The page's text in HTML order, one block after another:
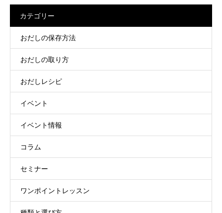
カテゴリー
おだしの保存方法
おだしの取り方
おだしレシピ
イベント
イベント情報
コラム
セミナー
ワンポイントレッスン